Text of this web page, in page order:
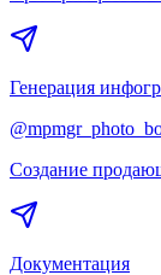
Генерация
Создание
Документация